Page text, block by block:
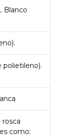
Blanco
polietileno).
como: